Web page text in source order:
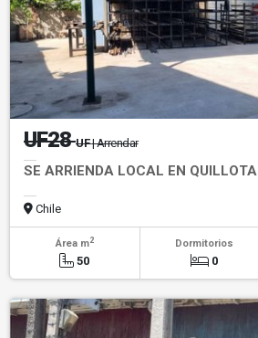
UF28UF| Arrendar
SE ARRIENDA LOCAL EN QUILLOTA
Chile
Área m2
50
Dormitorios
0